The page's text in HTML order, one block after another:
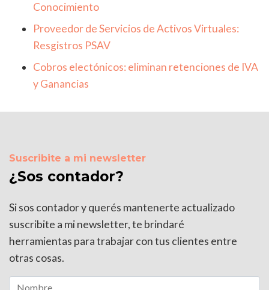
Conocimiento
Proveedor de Servicios de Activos Virtuales:
Resgistros PSAV
Cobros electónicos: eliminan retenciones de IVA
y Ganancias
Suscribite a mi newsletter
¿Sos contador?
Si sos contador y querés mantenerte actualizado
suscribite a mi newsletter, te brindaré
herramientas para trabajar con tus clientes entre
otras cosas.